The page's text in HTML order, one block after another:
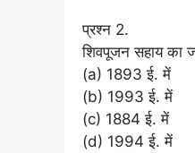
प्रश्न 2.
शिवपूजन सहाय का
(a) 1893 ई. में
(b) 1993 ई. में
(c) 1884 ई. में
(d) 1994 ई. में